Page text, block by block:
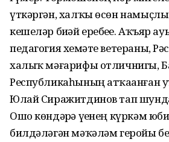
үткәргән, халҡы өсөн намыҫлы
кешеләр биҙәй еребеҙҙе. Аҡъяр
педагогия хеҙмәте ветераны,
халыҡ мәғарифы отличнигы,
Республикаһының
Юлай Сиражитдинов тап
Ошо көндәрҙә үҙенең күркәм
билдәләгән мәҡәләм геройы